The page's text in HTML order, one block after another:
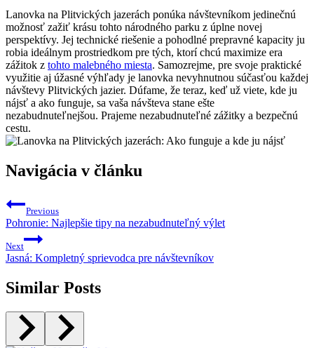
Lanovka na Plitvických jazerách ponúka návštevníkom jedinečnú
možnosť zažiť krásu tohto národného parku z úplne novej
perspektívy. Jej technické riešenie a pohodlné prepravné kapacity ju
robia ideálnym prostriedkom pre tých, ktorí chcú maximize era
zážitok z tohto malebného miesta. Samozrejme, pre svoje praktické
využitie aj úžasné výhľady je lanovka nevyhnutnou súčasťou každej
návštevy Plitvických jazier. Dúfame, že teraz, keď už viete, kde ju
nájsť a ako funguje, sa vaša návšteva stane ešte
nezabudnuteľnejšou. Prajeme nezabudnuteľné zážitky a bezpečnú
cestu.
Navigácia v článku
Previous
Pohronie: Najlepšie tipy na nezabudnuteľný výlet
Next
Jasná: Kompletný sprievodca pre návštevníkov
Similar Posts